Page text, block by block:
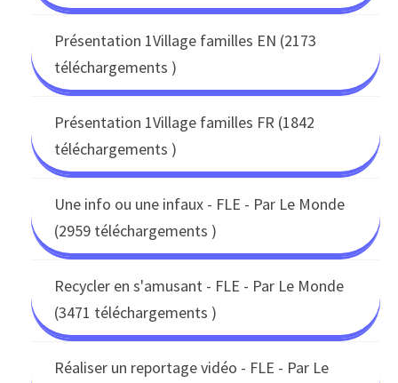
Présentation 1Village familles EN (2173
téléchargements )
Présentation 1Village familles FR (1842
téléchargements )
Une info ou une infaux - FLE - Par Le Monde
(2959 téléchargements )
Recycler en s'amusant - FLE - Par Le Monde
(3471 téléchargements )
Réaliser un reportage vidéo - FLE - Par Le